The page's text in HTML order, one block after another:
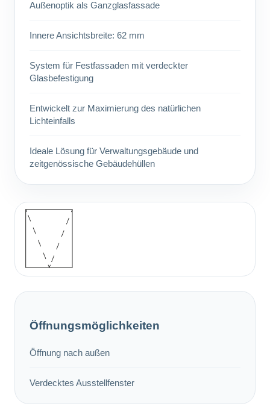
Außenoptik als Ganzglasfassade
Innere Ansichtsbreite: 62 mm
System für Festfassaden mit verdeckter
Glasbefestigung
Entwickelt zur Maximierung des natürlichen
Lichteinfalls
Ideale Lösung für Verwaltungsgebäude und
zeitgenössische Gebäudehüllen
Öffnungsmöglichkeiten
Öffnung nach außen
Verdecktes Ausstellfenster